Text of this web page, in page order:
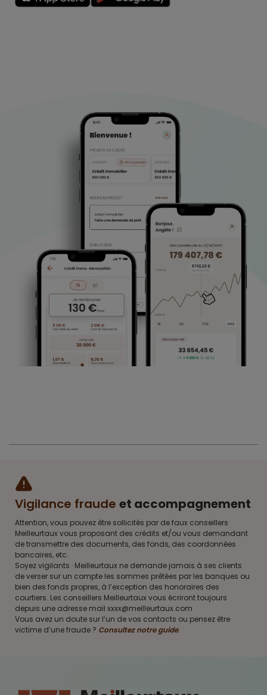
Vigilance fraude et accompagnement
Attention, vous pouvez être sollicités par de faux conseillers
Meilleurtaux vous proposant des crédits et/ou vous demandant
de transmettre des documents, des fonds, des coordonnées
bancaires, etc.
Soyez vigilants · Meilleurtaux ne demande jamais à ses clients
de verser sur un compte les sommes prêtées par les banques ou
bien des fonds propres, à l’exception des honoraires des
courtiers. Les conseillers Meilleurtaux vous écriront toujours
depuis une adresse mail xxxx@meilleurtaux.com
Vous avez un doute sur l’un de vos contacts ou pensez être
victime d’une fraude ? Consultez notre guide.